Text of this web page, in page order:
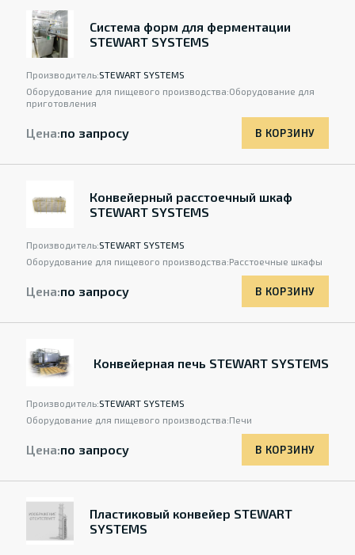
Система форм для ферментации
STEWART SYSTEMS
Производитель:STEWART SYSTEMS
Оборудование для пищевого производства:Оборудование для
приготовления
Цена:по запросу В КОРЗИНУ
Конвейерный расстоечный шкаф
STEWART SYSTEMS
Производитель:STEWART SYSTEMS
Оборудование для пищевого производства:Расстоечные шкафы
Цена:по запросу В КОРЗИНУ
Конвейерная печь STEWART SYSTEMS
Производитель:STEWART SYSTEMS
Оборудование для пищевого производства:Печи
Цена:по запросу В КОРЗИНУ
Пластиковый конвейер STEWART
SYSTEMS